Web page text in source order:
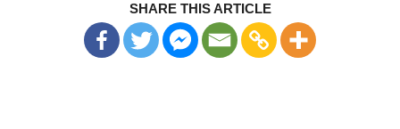
SHARE THIS ARTICLE